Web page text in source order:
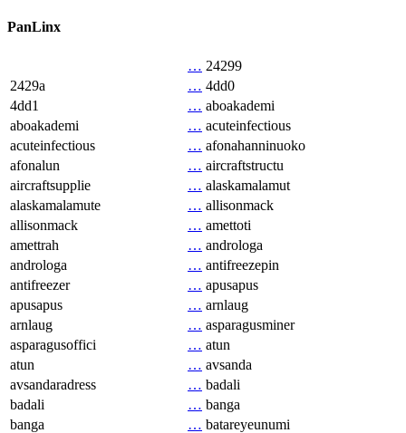
PanLinx
… 24299
2429a
… 4dd0
4dd1
… aboakademi
aboakademi
… acuteinfectious
acuteinfectious
… afonahanninuoko
afonalun
… aircraftstructu
aircraftsupplie
… alaskamalamut
alaskamalamute
… allisonmack
allisonmack
… amettoti
amettrah
… androloga
androloga
… antifreezepin
antifreezer
… apusapus
apusapus
… arnlaug
arnlaug
… asparagusminer
asparagusoffici
… atun
atun
… avsanda
avsandaradress
… badali
badali
… banga
banga
… batareyeunumi